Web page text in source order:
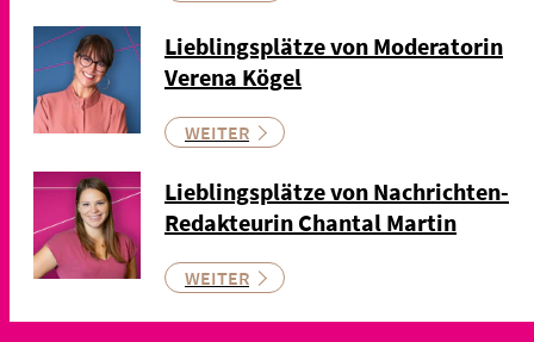
Lieblingsplätze von Moderatorin
Verena Kögel
WEITER
Lieblingsplätze von Nachrichten-
Redakteurin Chantal Martin
WEITER